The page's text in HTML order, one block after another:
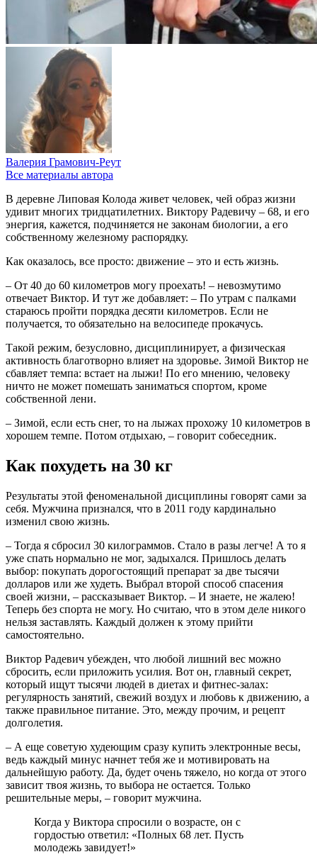
Валерия Грамович-Реут
Все материалы автора
В деревне Липовая Колода живет человек, чей образ жизни
удивит многих тридцатилетних. Виктору Радевичу – 68, и его
энергия, кажется, подчиняется не законам биологии, а его
собственному железному распорядку.
Как оказалось, все просто: движение – это и есть жизнь.
– От 40 до 60 километров могу проехать! – невозмутимо
отвечает Виктор. И тут же добавляет: – По утрам с палками
стараюсь пройти порядка десяти километров. Если не
получается, то обязательно на велосипеде прокачусь.
Такой режим, безусловно, дисциплинирует, а физическая
активность благотворно влияет на здоровье. Зимой Виктор не
сбавляет темпа: встает на лыжи! По его мнению, человеку
ничто не может помешать заниматься спортом, кроме
собственной лени.
– Зимой, если есть снег, то на лыжах прохожу 10 километров в
хорошем темпе. Потом отдыхаю, – говорит собеседник.
Как похудеть на 30 кг
Результаты этой феноменальной дисциплины говорят сами за
себя. Мужчина признался, что в 2011 году кардинально
изменил свою жизнь.
– Тогда я сбросил 30 килограммов. Стало в разы легче! А то я
уже спать нормально не мог, задыхался. Пришлось делать
выбор: покупать дорогостоящий препарат за две тысячи
долларов или же худеть. Выбрал второй способ спасения
своей жизни, – рассказывает Виктор. – И знаете, не жалею!
Теперь без спорта не могу. Но считаю, что в этом деле никого
нельзя заставлять. Каждый должен к этому прийти
самостоятельно.
Виктор Радевич убежден, что любой лишний вес можно
сбросить, если приложить усилия. Вот он, главный секрет,
который ищут тысячи людей в диетах и фитнес-залах:
регулярность занятий, свежий воздух и любовь к движению, а
также правильное питание. Это, между прочим, и рецепт
долголетия.
– А еще советую худеющим сразу купить электронные весы,
ведь каждый минус начнет тебя же и мотивировать на
дальнейшую работу. Да, будет очень тяжело, но когда от этого
зависит твоя жизнь, то выбора не остается. Только
решительные меры, – говорит мужчина.
Когда у Виктора спросили о возрасте, он с
гордостью ответил: «Полных 68 лет. Пусть
молодежь завидует!»